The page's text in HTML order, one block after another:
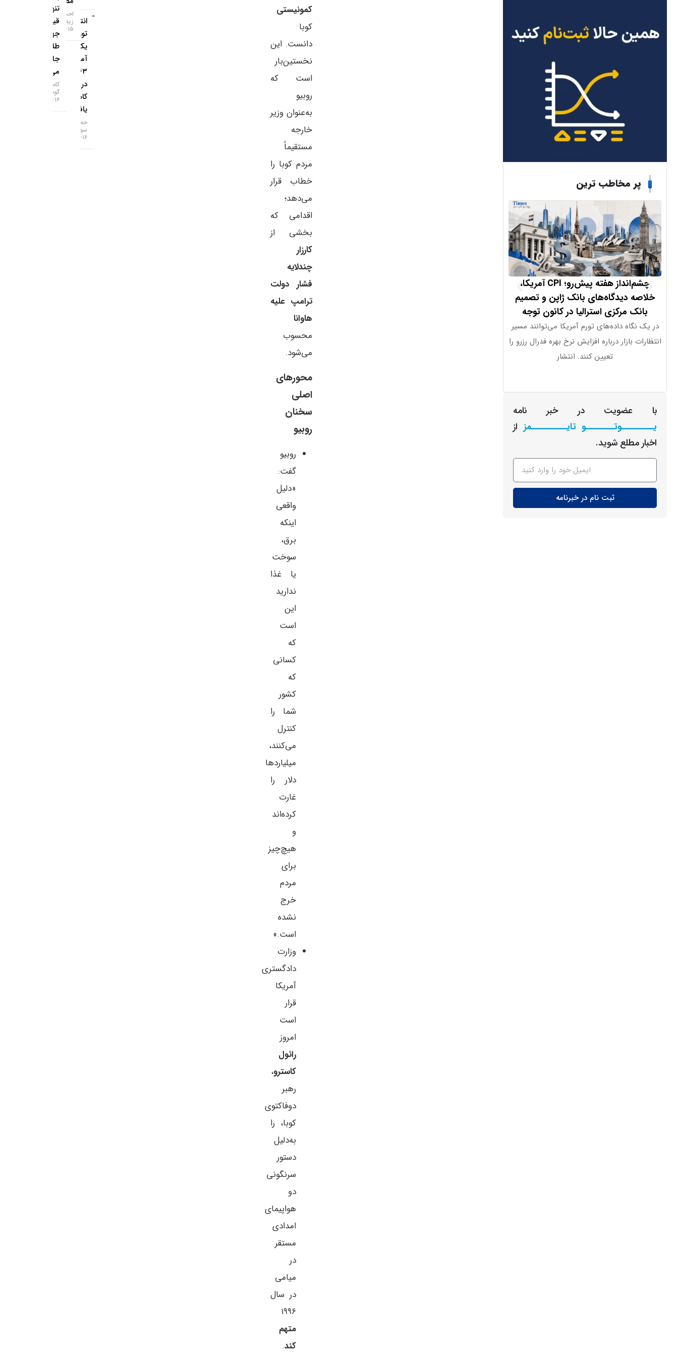
پر مخاطب ترین
چشم‌انداز هفته پیش‌رو؛ CPI آمریکا،
خلاصه دیدگاه‌های بانک ژاپن و تصمیم
بانک مرکزی استرالیا در کانون توجه
در یک نگاه داده‌های تورم آمریکا می‌توانند مسیر
انتظارات بازار درباره افزایش نرخ بهره فدرال رزرو را
تعیین کنند. انتشار
هند ۹۰ درصد نفت خام مورد نیاز خود را
وارد می‌کند
هند با وجود پیشرفت در متنوع‌سازی منابع انرژی،
همچنان یکی از وابسته‌ترین اقتصادهای جهان به
واردات نفت خام محسوب می‌شود.
با عضویت در خبر نامه
یـــــــــوتــــــــو تایــــــــــمز از
اخبار مطلع شوید.
ثبت نام در خبرنامه
کمونیستی
کوبا
دانست. این
نخستین‌بار
است که
روبیو
به‌عنوان وزیر
خارجه
مستقیماً
مردم کوبا را
خطاب قرار
می‌دهد؛
اقدامی که
بخشی از
کارزار
چندلایه
فشار دولت
ترامپ علیه
هاوانا
محسوب
می‌شود.
محورهای
اصلی
سخنان
روبیو
روبیو
گفت:
«دلیل
واقعی
اینکه
برق،
سوخت
یا غذا
ندارید
این
است
که
کسانی
که
کشور
شما را
کنترل
می‌کنند،
میلیاردها
دلار را
غارت
کرده‌اند
و
هیچ‌چیز
برای
مردم
خرج
نشده
است.»
وزارت
دادگستری
آمریکا
قرار
است
امروز
رائول
کاسترو،
رهبر
دوفاکتوی
کوبا، را
به‌دلیل
دستور
سرنگونی
دو
هواپیمای
امدادی
مستقر
در
میامی
در سال
۱۹۹۶
متهم
کند.
انتظارات
تورمی
یک‌ساله
آمریکا به
۳.۶۳
درصد
کاهش
یافت
حمید
سودمند
۱۶-۰۵-۱۴۰۵
احسان
زیدآبادی
۱۵-۰۵-۱۴۰۵
تنهایی
قیمت
جهانی
طلا را
جابه‌جا
می‌کند؟
کامران
گودرزی
۱۶-۰۵-۱۴۰۵